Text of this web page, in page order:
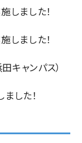
しました！
しました！
キャンパス）
した！